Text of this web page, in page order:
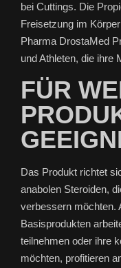
bei Cuttings. Die
Freisetzung im
Pharma DrostaMed
und Athleten, die ihre
FÜR
Das Produkt richtet
anabolen Steroiden,
verbessern möchten.
Basisprodukten
teilnehmen oder ihre
möchten, profitieren